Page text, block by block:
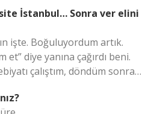
İstanbul… Sonra ver elini
işte. Boğuluyordum artık.
et” diye yanına çağırdı beni.
çalıştım, döndüm sonra…